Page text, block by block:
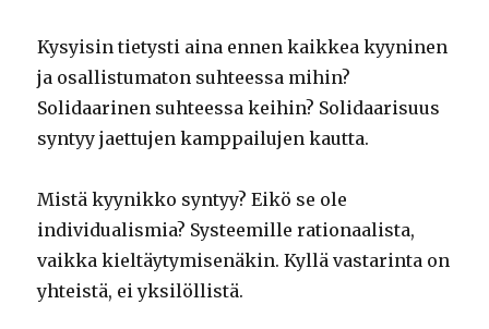
Kysyisin tietysti aina ennen kaikkea kyyninen
ja osallistumaton suhteessa mihin?
Solidaarinen suhteessa keihin? Solidaarisuus
syntyy jaettujen kamppailujen kautta.
Mistä kyynikko syntyy? Eikö se ole
individualismia? Systeemille rationaalista,
vaikka kieltäytymisenäkin. Kyllä vastarinta on
yhteistä, ei yksilöllistä.